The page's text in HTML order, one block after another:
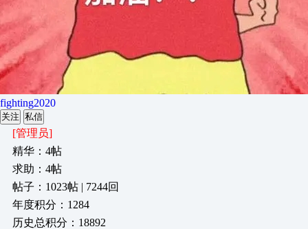
fighting2020
关注 私信
[管理员]
精华：4帖
求助：4帖
帖子：1023帖 | 7244回
年度积分：1284
历史总积分：18892